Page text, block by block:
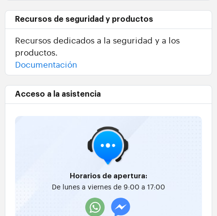
Recursos de seguridad y productos
Recursos dedicados a la seguridad y a los
productos.
Documentación
Acceso a la asistencia
Horarios de apertura:
De lunes a viernes de 9:00 a 17:00